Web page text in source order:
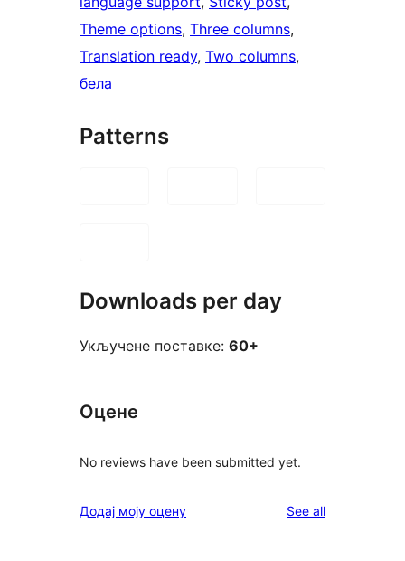
Theme options, Three columns
Translation ready, Two columns
бела
Patterns
Downloads per day
Укључене поставке: 60+
Оцене
No reviews have been submitted yet.
Додај моју оцену See allreviews